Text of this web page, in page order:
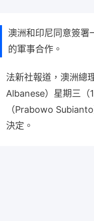
澳洲和印尼同意簽署
的軍事合作。
法新社報道，澳洲總
Albanese）星期三（
（Prabowo
決定。